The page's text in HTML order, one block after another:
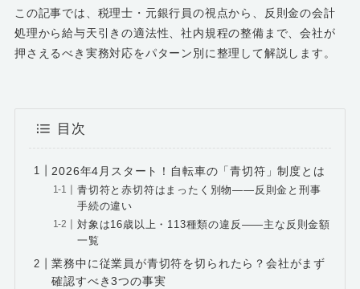
この記事では、税理士・元銀行員の視点から、反則金の会計
処理から給与天引きの適法性、社内規程の整備まで、会社が
押さえるべき実務対応をパターン別に整理して解説します。
目次
2026年4月スタート！自転車の「青切符」制度とは
青切符と赤切符はまったく別物――反則金と刑事
手続の違い
対象は16歳以上・113種類の違反――主な反則金額
一覧
業務中に従業員が青切符を切られたら？会社がまず
確認すべき3つの事実